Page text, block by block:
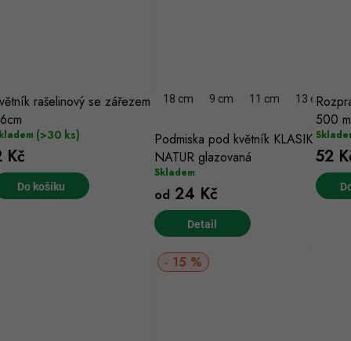
rašelinový se zářezem
(>30 ks)
Kč
Do košíku
Podmiska pod květník KLASIK
NATUR glazovaná
18 cm 9 cm 11 cm 13 cm
Skladem
od 24 Kč
500
52
15 %